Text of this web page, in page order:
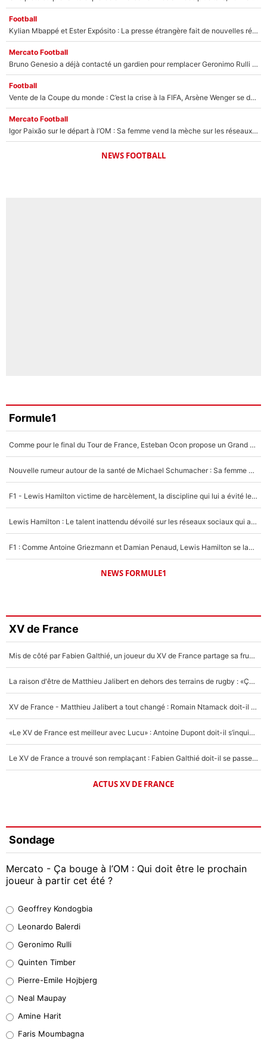
Football
Kylian Mbappé et Ester Expósito : La presse étrangère fait de nouvelles révélations sur leurs vacances en amoureux
Mercato Football
Bruno Genesio a déjà contacté un gardien pour remplacer Geronimo Rulli : La crise financière peut encore plomber les plans de l’OM sur le mercato
Football
Vente de la Coupe du monde : C’est la crise à la FIFA, Arsène Wenger se désolidarise du projet de Gianni Infantino !
Mercato Football
Igor Paixão sur le départ à l’OM : Sa femme vend la mèche sur les réseaux sociaux pour son transfert ?
NEWS FOOTBALL
Formule1
Comme pour le final du Tour de France, Esteban Ocon propose un Grand Prix de Formule 1 à Paris : «Autour de l’Arc de Triomphe, ce serait génial» !
Nouvelle rumeur autour de la santé de Michael Schumacher : Sa femme Corinna sort du silence
F1 - Lewis Hamilton victime de harcèlement, la discipline qui lui a évité le pire : «J'aurais probablement mal tourné»
Lewis Hamilton : Le talent inattendu dévoilé sur les réseaux sociaux qui a impressionné Kim Kardashian pendant leurs vacances en amoureux !
F1 : Comme Antoine Griezmann et Damian Penaud, Lewis Hamilton se lance dans le business des cartes à collectionner !
NEWS FORMULE1
XV de France
Mis de côté par Fabien Galthié, un joueur du XV de France partage sa frustration : «ils ne me l’ont pas dit tout de suite»
La raison d'être de Matthieu Jalibert en dehors des terrains de rugby : «Ça m'atteint autant que si tu touches à un membre de ma famille»
XV de France - Matthieu Jalibert a tout changé : Romain Ntamack doit-il s’inquiéter pour sa place à un an de la Coupe du monde ?
«Le XV de France est meilleur avec Lucu» : Antoine Dupont doit-il s’inquiéter pour sa place ?
Le XV de France a trouvé son remplaçant : Fabien Galthié doit-il se passer d'Antoine Dupont ?
ACTUS XV DE FRANCE
Sondage
Mercato - Ça bouge à l’OM : Qui doit être le prochain
joueur à partir cet été ?
38%
32%
4%
1%
Geoffrey Kondogbia
Leonardo Balerdi
Geronimo Rulli
Quinten Timber
Pierre-Emile Hojbjerg
Neal Maupay
Amine Harit
Faris Moumbagna